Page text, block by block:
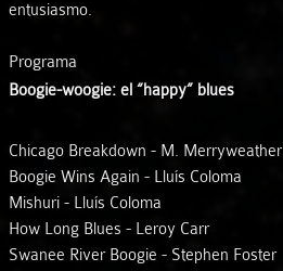
entusiasmo.
Programa
Boogie-woogie: el “happy” blues
Chicago Breakdown - M. Merryweather
Boogie Wins Again - Lluís Coloma
Mishuri - Lluís Coloma
How Long Blues - Leroy Carr
Swanee River Boogie - Stephen Foster